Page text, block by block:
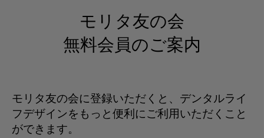
モリタ友の会
無料会員のご案内
モリタ友の会に登録いただくと、デンタルライ
フデザインをもっと便利にご利用いただくこと
ができます。